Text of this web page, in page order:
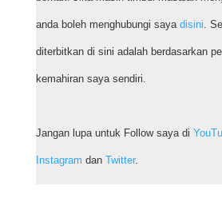
anda boleh menghubungi saya disini.
diterbitkan di sini adalah berdasarkan
kemahiran saya sendiri.
Jangan lupa untuk Follow saya di
Instagram dan Twitter.